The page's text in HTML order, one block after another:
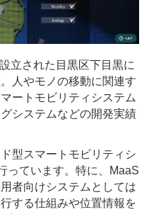
立された目黒区下目黒に
人やモノの移動に関連す
ートモビリティシステム
システムなどの開発実績
型スマートモビリティシ
っています。特に、MaaS
者向けシステムとしては
する仕組みや位置情報を